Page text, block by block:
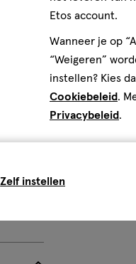
75 ML
Zendium
ML
4
Etos account.
Wanneer je op
“Weigeren”
instellen? Kies
Cookiebeleid.
Privacybeleid.
Zelf instellen